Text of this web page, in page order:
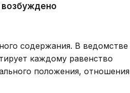
возбуждено
содержания. В ведомстве
каждому равенство
положения, отношения